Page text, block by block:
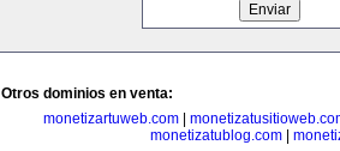
Otros dominios en venta:
monetizartuweb.com|
monetizatublog.com|